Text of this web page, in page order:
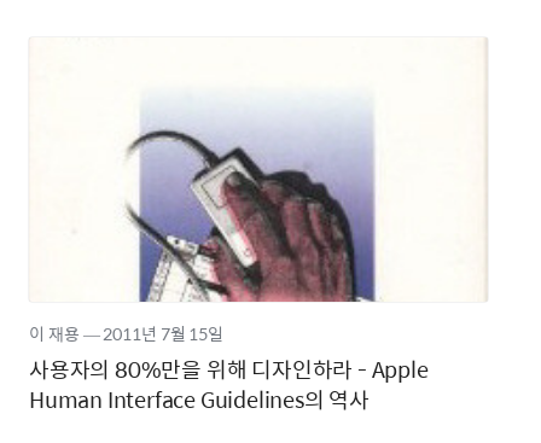
사용자의 80%만을 위해 디자인하라 - Apple
Human Interface Guidelines의 역사
이 재용―2011년 7월 15일